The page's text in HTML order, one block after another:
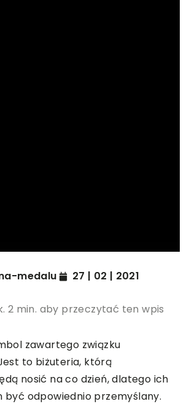
medalu 27 | 02 | 2021
2 min. aby przeczytać ten wpis
zawartego związku
to biżuteria, którą
nosić na co dzień, dlatego ich
być odpowiednio przemyślany.